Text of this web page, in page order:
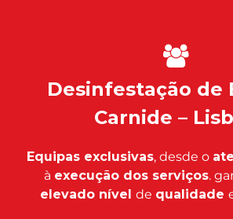
Desinfestação de
Carnide –
Equipas exclusivas, desde o
à execução dos serviços.
elevado nível de qualidade